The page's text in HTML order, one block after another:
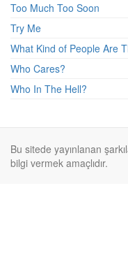
Too Much Too Soon
Try Me
What Kind of People Are
Who Cares?
Who In The Hell?
Bu sitede yayınlanan
bilgi vermek amaçlıdır.